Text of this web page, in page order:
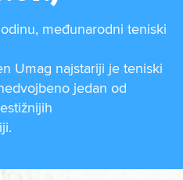
međunarodni teniski
Umag najstariji je teniski
jedan od